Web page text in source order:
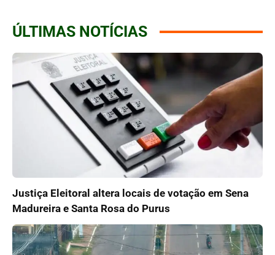
ÚLTIMAS NOTÍCIAS
Justiça Eleitoral altera locais de votação em Sena
Madureira e Santa Rosa do Purus